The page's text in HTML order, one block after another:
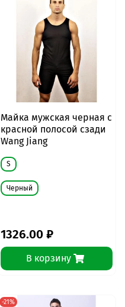
Майка мужская черная с
красной полосой сзади
Wang Jiang
S
Черный
1326.00 ₽
В корзину
-21%